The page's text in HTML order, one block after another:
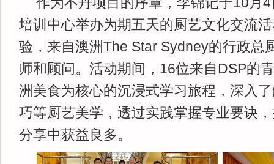
培训中心举办为期五天的厨艺文化交流
验，来自澳洲The Star Sydney的行政总
师和顾问。活动期间，16位来自DSP的
洲美食为核心的沉浸式学习旅程，深入
巧等厨艺美学，透过实践掌握专业要诀
分享中获益良多。